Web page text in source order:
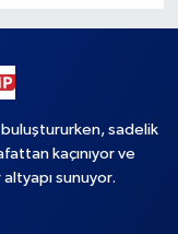
sadelik
kaçınıyor ve
sunuyor.